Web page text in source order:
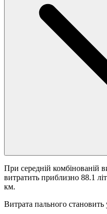
При середній комбінованій
витратить приблизно 88.1
км.
Витрата пального становить